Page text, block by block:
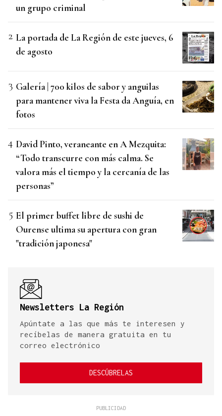
un grupo criminal
La portada de La Región de este jueves, 6
de agosto
Galería | 700 kilos de sabor y anguilas
para mantener viva la Festa da Anguía, en
fotos
David Pinto, veraneante en A Mezquita:
“Todo transcurre con más calma. Se
valora más el tiempo y la cercanía de las
personas”
El primer buffet libre de sushi de
Ourense ultima su apertura con gran
"tradición japonesa"
Newsletters La Región
Apúntate a las que más te interesen y
recíbelas de manera gratuita en tu
correo electrónico
DESCÚBRELAS